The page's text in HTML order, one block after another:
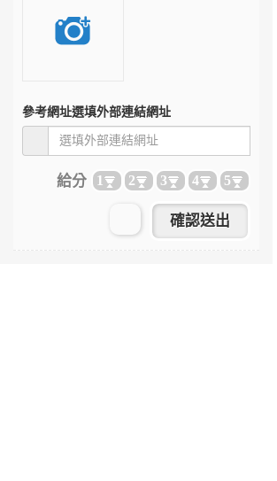
參考網址選填外部連結網址
給分 1 2 3 4 5